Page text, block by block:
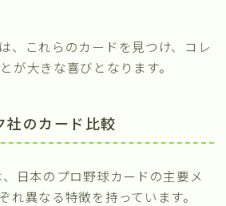
、これらのカードを見つけ、コレ
が大きな喜びとなります。
社のカード比較
日本のプロ野球カードの主要メ
れ異なる特徴を持っています。